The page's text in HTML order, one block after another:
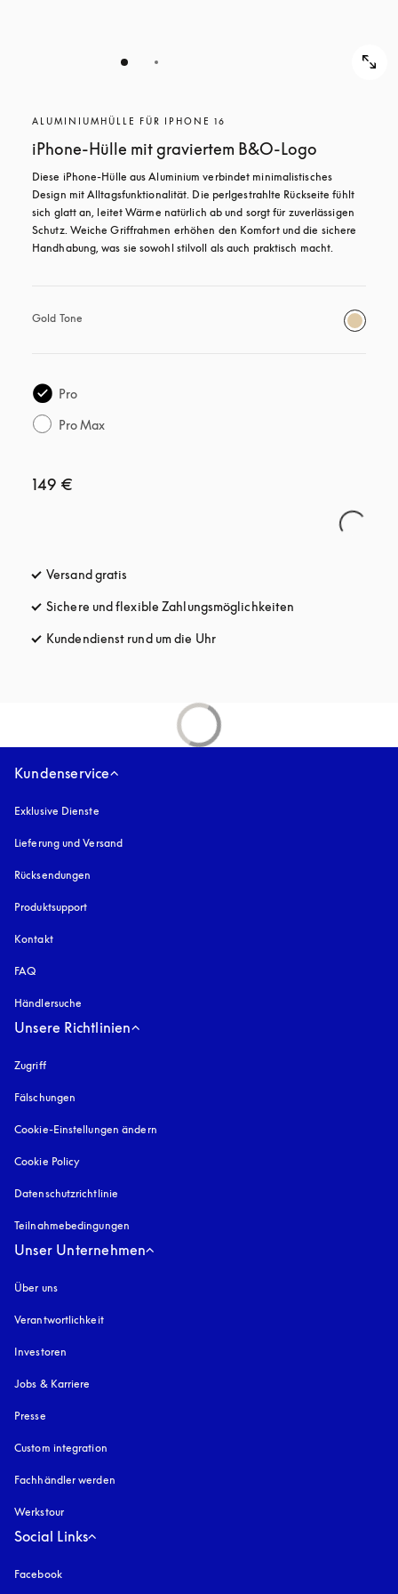
ALUMINIUMHÜLLE FÜR IPHONE 16
iPhone-Hülle mit graviertem B&O-Logo
Diese iPhone-Hülle aus Aluminium verbindet minimalistisches
Design mit Alltagsfunktionalität. Die perlgestrahlte Rückseite fühlt
sich glatt an, leitet Wärme natürlich ab und sorgt für zuverlässigen
Schutz. Weiche Griffrahmen erhöhen den Komfort und die sichere
Handhabung, was sie sowohl stilvoll als auch praktisch macht.
Gold Tone
Pro
Pro Max
149 €
Versand gratis
Sichere und flexible Zahlungsmöglichkeiten
Kundendienst rund um die Uhröffnet sich in einem neuen Tab
Kundenservice
Exklusive Dienste
Lieferung und Versand
Rücksendungen
Produktsupport
Kontakt
FAQ
Händlersuche
Unsere Richtlinien
Zugrifföffnet sich in einem neuen Tab
Fälschungen
Cookie-Einstellungen ändern
Cookie Policy
Datenschutzrichtlinie
Teilnahmebedingungen
Unser Unternehmen
Über uns
Verantwortlichkeit
Investoren
Jobs & Karriere
Presse
Custom integration
Fachhändler werden
Werkstour
Social Links
Facebook